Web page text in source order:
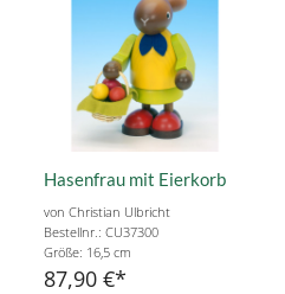
Hasenfrau mit Eierkorb
von Christian Ulbricht
Bestellnr.: CU37300
Größe: 16,5 cm
87,90 €